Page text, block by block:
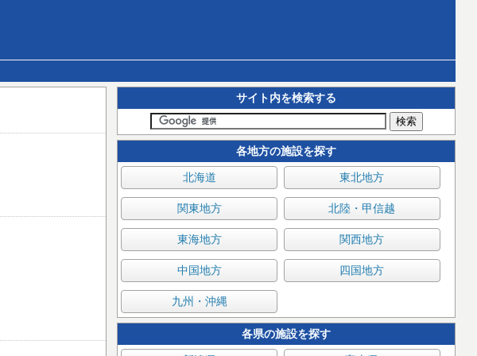
サイト内を検索する
各地方の施設を探す
北海道 東北地方
関東地方 北陸・甲信越
東海地方 関西地方
中国地方 四国地方
九州・沖縄
各県の施設を探す